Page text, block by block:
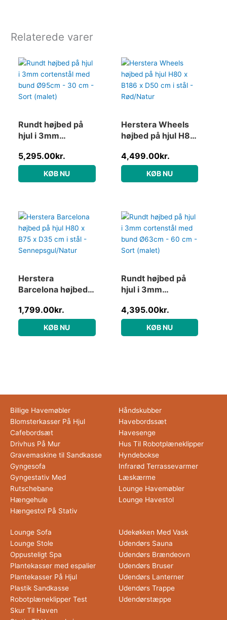
Relaterede varer
Rundt højbed på
hjul i 3mm
bund Ø95cm – 30
cm – Sort (malet)
5,295.00kr.
KØB NU
Herstera Wheels
højbed på hjul H80
stål – Rød/Natur
4,499.00kr.
KØB NU
Herstera
Barcelona højbed
D35 cm i stål –
Sennepsgul/Natur
1,799.00kr.
KØB NU
Rundt højbed på
hjul i 3mm
bund Ø63cm – 60
cm – Sort (malet)
4,395.00kr.
KØB NU
Billige Havemøbler
Blomsterkasser På Hjul
Cafebordsæt
Drivhus På Mur
Gravemaskine til Sandkasse
Gyngesofa
Gyngestativ Med
Rutschebane
Hængehule
Hængestol På Stativ
Håndskubber
Havebordssæt
Havesenge
Hus Til Robotplæneklipper
Hyndebokse
Infrarød Terrassevarmer
Læskærme
Lounge Havemøbler
Lounge Havestol
Lounge Sofa
Lounge Stole
Oppusteligt Spa
Plantekasser med espalier
Plantekasser På Hjul
Plastik Sandkasse
Robotplæneklipper Test
Skur Til Haven
Udekøkken Med Vask
Udendørs Sauna
Udendørs Brændeovn
Udendørs Bruser
Udendørs Lanterner
Udendørs Trappe
Udendørstæppe